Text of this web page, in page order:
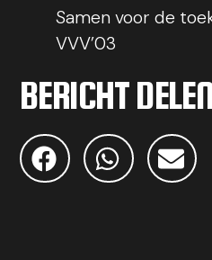
Samen voor de
VVV’03
BERICHT